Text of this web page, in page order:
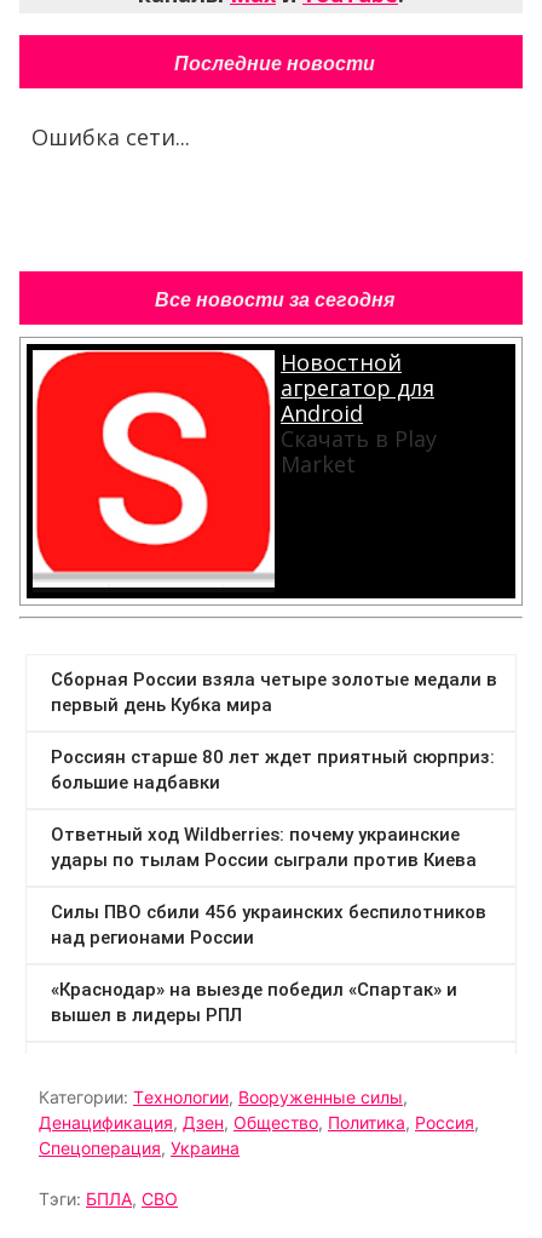
Последние новости
Ошибка сети...
Все новости за сегодня
Новостной
агрегатор для
Android
Скачать в Play
Market
Категории: Tехнологии, Вооруженные силы,
Денацификация, Дзен, Общество, Политика, Россия,
Спецоперация, Украина
Тэги: БПЛА, СВО